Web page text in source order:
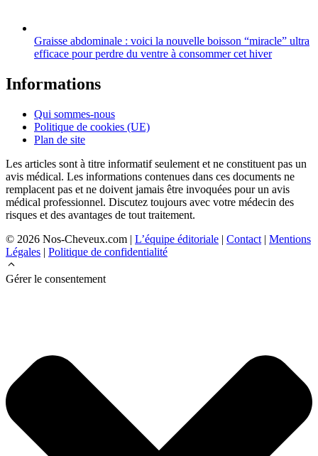
Graisse abdominale : voici la nouvelle boisson “miracle” ultra
efficace pour perdre du ventre à consommer cet hiver
Informations
Qui sommes-nous
Politique de cookies (UE)
Plan de site
Les articles sont à titre informatif seulement et ne constituent pas un
avis médical. Les informations contenues dans ces documents ne
remplacent pas et ne doivent jamais être invoquées pour un avis
médical professionnel. Discutez toujours avec votre médecin des
risques et des avantages de tout traitement.
© 2026 Nos-Cheveux.com | L’équipe éditoriale | Contact | Mentions
Légales | Politique de confidentialité
Gérer le consentement